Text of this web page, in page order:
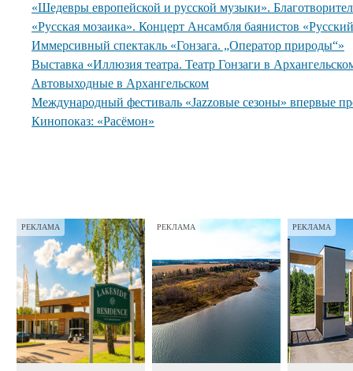
«Шедевры европейской и русской музыки».
«Русская мозаика». Концерт Ансамбля баянистов
Иммерсивный спектакль «Гонзага. „Оператор природы“»
Выставка «Иллюзия театра. Театр Гонзаги в
Автовыходные в Архангельском
Международный фестиваль «Jazzовые сезоны» впервые
Кинопоказ: «Расёмон»
РЕКЛАМА РЕКЛАМА РЕКЛАМА